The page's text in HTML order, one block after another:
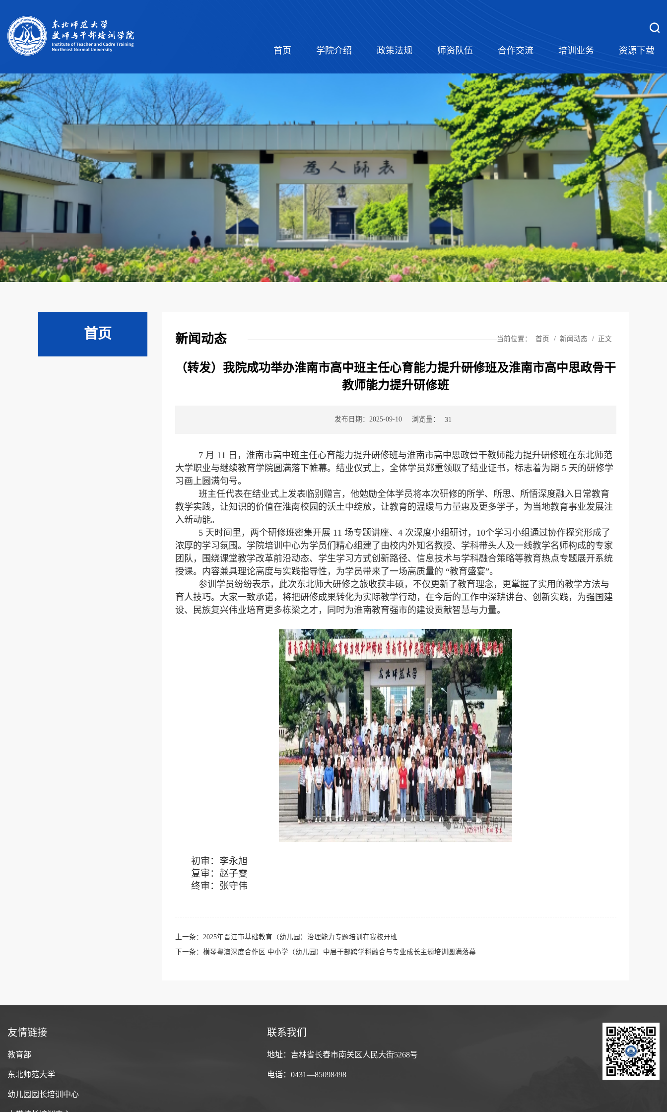
首页 学院介绍 政策法规 师资队伍 合作交流 培训业务 资源下载
首页 新闻动态 当前位置： 首页 / 新闻动态 / 正文
（转发）我院成功举办淮南市高中班主任心育能力提升研修班及淮南市高中思政骨干
教师能力提升研修班
发布日期：2025-09-10 浏览量： 31
7 月 11 日，淮南市高中班主任心育能力提升研修班与淮南市高中思政骨干教师能力提升研修班在东北师范
大学职业与继续教育学院圆满落下帷幕。结业仪式上，全体学员郑重领取了结业证书，标志着为期 5 天的研修学
习画上圆满句号。
班主任代表在结业式上发表临别赠言，他勉励全体学员将本次研修的所学、所思、所悟深度融入日常教育
教学实践，让知识的价值在淮南校园的沃土中绽放，让教育的温暖与力量惠及更多学子，为当地教育事业发展注
入新动能。
5 天时间里，两个研修班密集开展 11 场专题讲座、 4 次深度小组研讨， 10个学习小组通过协作探究形成了
浓厚的学习氛围。学院培训中心为学员们精心组建了由校内外知名教授、学科带头人及一线教学名师构成的专家
团队，围绕课堂教学改革前沿动态、学生学习方式创新路径、信息技术与学科融合策略等教育热点专题展开系统
授课。内容兼具理论高度与实践指导性，为学员带来了一场高质量的 “教育盛宴”。
参训学员纷纷表示，此次东北师大研修之旅收获丰硕，不仅更新了教育理念，更掌握了实用的教学方法与
育人技巧。大家一致承诺，将把研修成果转化为实际教学行动，在今后的工作中深耕讲台、创新实践，为强国建
设、民族复兴伟业培育更多栋梁之才，同时为淮南教育强市的建设贡献智慧与力量。
初审：李永旭
复审：赵子雯
终审：张守伟
上一条： 2025年晋江市基础教育（幼儿园）治理能力专题培训在我校开班
下一条： 横琴粤澳深度合作区 中小学（幼儿园）中层干部跨学科融合与专业成长主题培训圆满落幕
友情链接
教育部
东北师范大学
幼儿园园长培训中心
联系我们
地址：吉林省长春市南关区人民大街5268号
电话：0431—85098498